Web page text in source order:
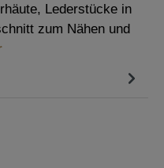
Lederstücke in
zum Nähen und